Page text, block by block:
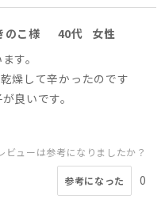
のこ様 40代
女性
す。
燥して辛かったのです
良いです。
ビューは参考になりましたか？
参考になった 0